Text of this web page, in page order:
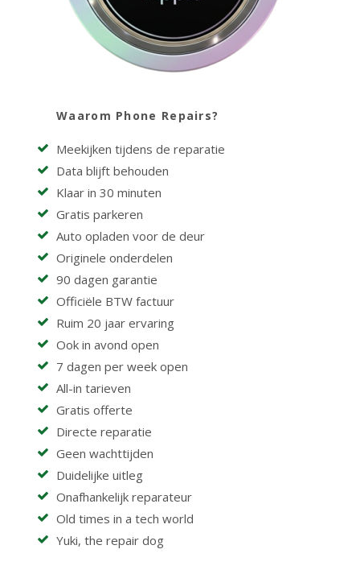
Waarom Phone Repairs?
Meekijken tijdens de reparatie
Data blijft behouden
Klaar in 30 minuten
Gratis parkeren
Auto opladen voor de deur
Originele onderdelen
90 dagen garantie
Officiële BTW factuur
Ruim 20 jaar ervaring
Ook in avond open
7 dagen per week open
All-in tarieven
Gratis offerte
Directe reparatie
Geen wachttijden
Duidelijke uitleg
Onafhankelijk reparateur
Old times in a tech world
Yuki, the repair dog